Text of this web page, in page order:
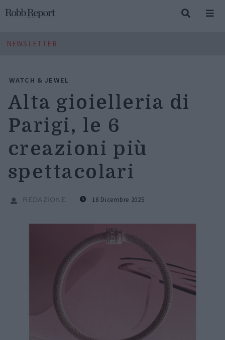
NEWSLETTER
WATCH & JEWEL
Alta gioielleria di
Parigi, le 6
creazioni più
spettacolari
REDAZIONE 18 Dicembre 2025